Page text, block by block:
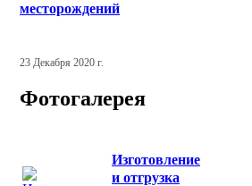
месторождений
23 Декабря 2020 г.
Фотогалерея
Изготовление
и отгрузка